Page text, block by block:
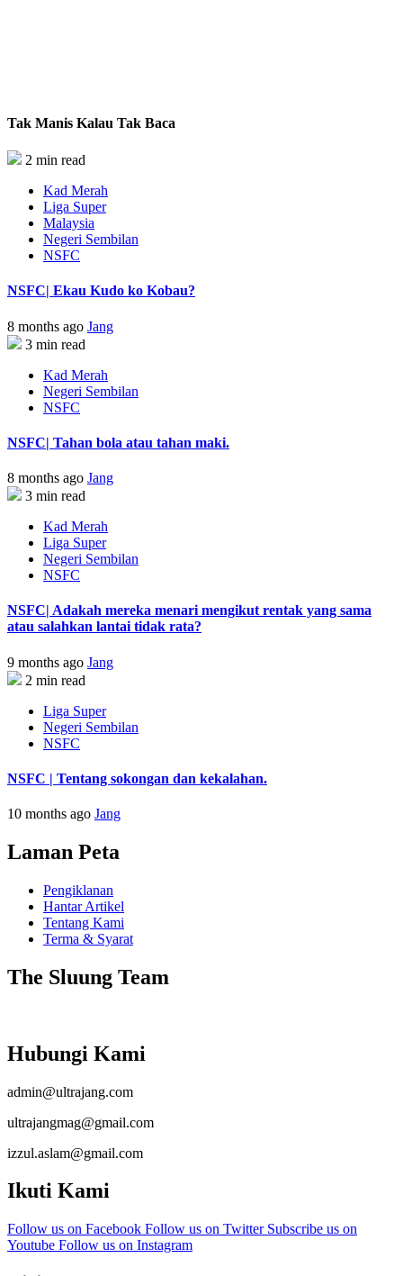
Tak Manis Kalau Tak Baca
2 min read
Kad Merah
Liga Super
Malaysia
Negeri Sembilan
NSFC
NSFC| Ekau Kudo ko Kobau?
8 months ago Jang
3 min read
Kad Merah
Negeri Sembilan
NSFC
NSFC| Tahan bola atau tahan maki.
8 months ago Jang
3 min read
Kad Merah
Liga Super
Negeri Sembilan
NSFC
NSFC| Adakah mereka menari mengikut rentak yang sama
atau salahkan lantai tidak rata?
9 months ago Jang
2 min read
Liga Super
Negeri Sembilan
NSFC
NSFC | Tentang sokongan dan kekalahan.
10 months ago Jang
Laman Peta
Pengiklanan
Hantar Artikel
Tentang Kami
Terma & Syarat
The Sluung Team
Hubungi Kami
admin@ultrajang.com
ultrajangmag@gmail.com
izzul.aslam@gmail.com
Ikuti Kami
Follow us on Facebook Follow us on Twitter Subscribe us on
Youtube Follow us on Instagram